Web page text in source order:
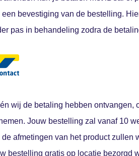
bevestiging van de bestelling.
pas in behandeling zodra de
wij de betaling hebben ontvangen,
Jouw bestelling zal vanaf 10
afmetingen van het product
bestelling gratis op locatie bezorgd